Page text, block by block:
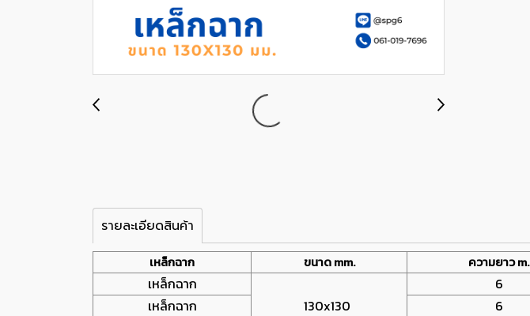
รายละเอียดสินค้า
เหล็กฉาก ขนาด mm. ความยาว m.
เหล็กฉาก
130x130
6
เหล็กฉาก
6